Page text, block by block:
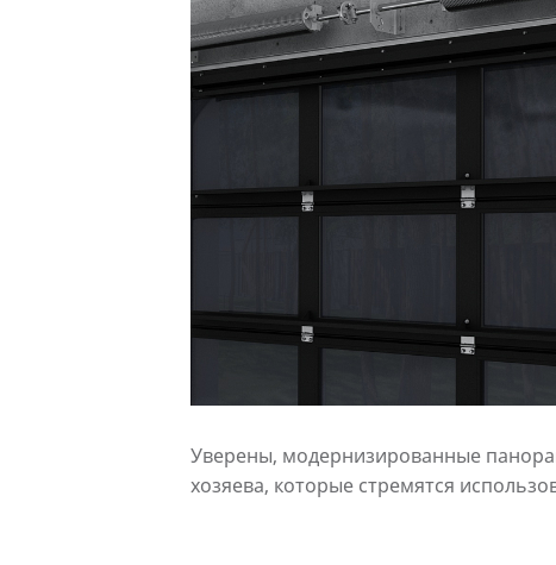
Уверены, модернизированные
хозяева, которые стремятся